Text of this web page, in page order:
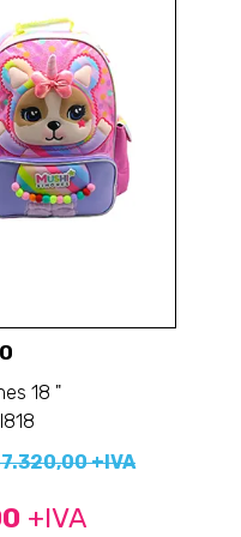
18 "
+IVA
+IVA